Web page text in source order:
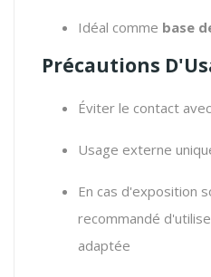
Idéal comme base
Précautions
Éviter le contact
Usage externe
En cas d'exposition
recommandé
adaptée